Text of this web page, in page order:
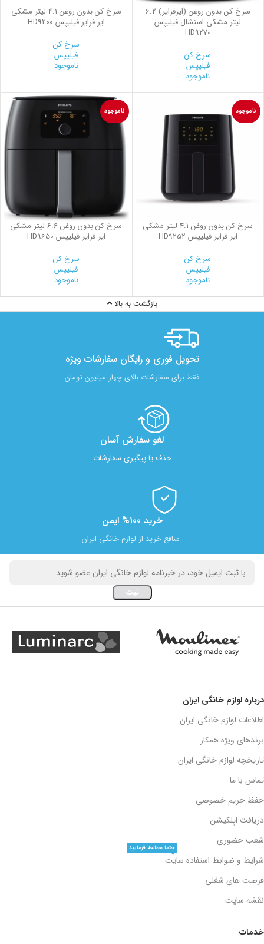
سرخ کن بدون روغن (ایرفرایر) 6.2
لیتر مشکی اسنشال فیلیپس
HD9270
سرخ کن
فیلیپس
ناموجود
سرخ کن بدون روغن 4.1 لیتر مشکی
ایر فرایر فیلیپس HD9200
سرخ کن
فیلیپس
ناموجود
ناموجود
سرخ کن بدون روغن 4.1 لیتر مشکی
ایر فرایر فیلیپس HD9252
سرخ کن
فیلیپس
ناموجود
ناموجود
سرخ کن بدون روغن 6.6 لیتر مشکی
ایر فرایر فیلیپس HD9650
سرخ کن
فیلیپس
ناموجود
بازگشت به بالا
تحویل فوری و رایگان سفارشات ویژه
فقط برای سفارشات بالای چهار میلیون تومان
لغو سفارش آسان​
حذف یا پیگیری سفارشات
خرید 100% ایمن
منافع خرید از لوازم خانگی ایران
خدمات
درباره لوازم خانگی ایران
اطلاعات لوازم خانگی ایران
برندهای ویژه همکار
تاریخچه لوازم خانگی ایران
تماس با ما
حفظ حریم خصوصی
دریافت اپلکیشن
شعب حضوری
شرایط و ضوابط استفاده سایت
حتما مطالعه فرمایید
فرصت های شغلی
نقشه سایت